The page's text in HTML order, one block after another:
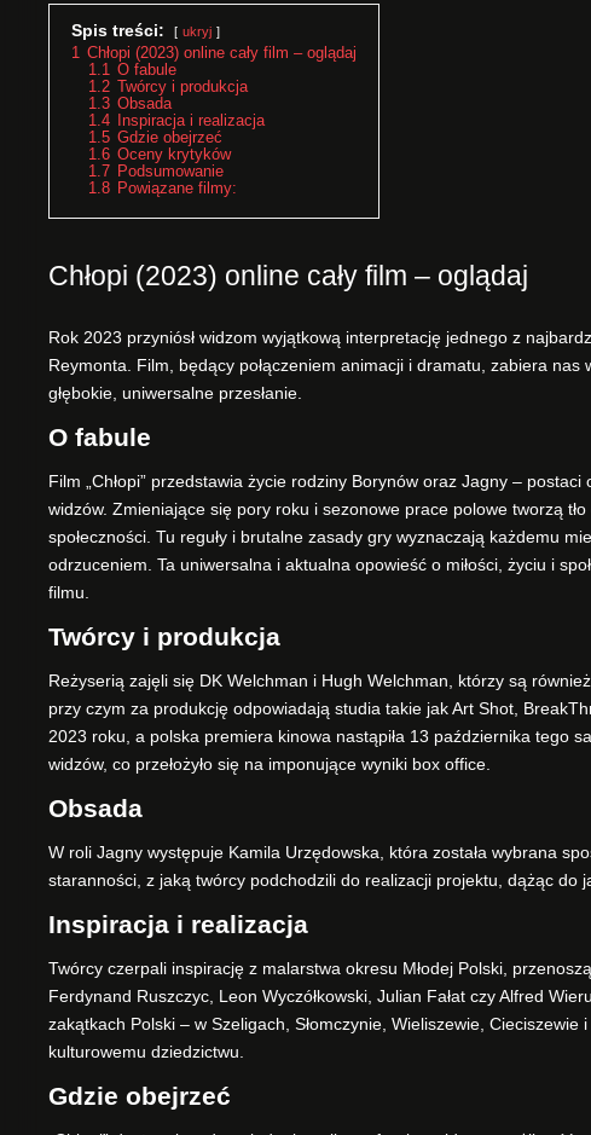
Spis treści: ukryj
1 Chłopi (2023) online cały film – oglądaj
1.1 O fabule
1.2
Twórcy i produkcja
1.3 Obsada
1.4
Inspiracja i realizacja
1.5 Gdzie obejrzeć
1.6 Oceny krytyków
1.7 Podsumowanie
1.8 Powiązane filmy:
Chłopi (2023) online cały film – oglądaj
Rok 2023 przyniósł widzom wyjątkową interpretację jednego z
Reymonta. Film, będący połączeniem animacji i dramatu, zabiera
głębokie, uniwersalne przesłanie.
O fabule
Film „Chłopi” przedstawia życie rodziny Borynów oraz Jagny –
widzów. Zmieniające się pory roku i sezonowe prace polowe tworzą
społeczności. Tu reguły i brutalne zasady gry wyznaczają każdemu
odrzuceniem. Ta uniwersalna i aktualna opowieść o miłości, życiu i
filmu.
Twórcy i produkcja
Reżyserią zajęli się DK Welchman i Hugh Welchman, którzy są
przy czym za produkcję odpowiadają studia takie jak Art Shot,
2023 roku, a polska premiera kinowa nastąpiła 13 października tego
widzów, co przełożyło się na imponujące wyniki box office.
Obsada
W roli Jagny występuje Kamila Urzędowska, która została wybrana
staranności, z jaką twórcy podchodzili do realizacji projektu, dążąc
Inspiracja i realizacja
Twórcy czerpali inspirację z malarstwa okresu Młodej Polski,
Ferdynand Ruszczyc, Leon Wyczółkowski, Julian Fałat czy Alfred
zakątkach Polski – w Szeligach, Słomczynie, Wieliszewie,
kulturowemu dziedzictwu.
Gdzie obejrzeć